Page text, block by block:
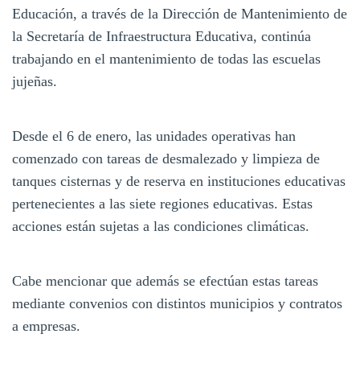
Educación, a través de la Dirección de Mantenimiento de
la Secretaría de Infraestructura Educativa, continúa
trabajando en el mantenimiento de todas las escuelas
jujeñas.
Desde el 6 de enero, las unidades operativas han
comenzado con tareas de desmalezado y limpieza de
tanques cisternas y de reserva en instituciones educativas
pertenecientes a las siete regiones educativas. Estas
acciones están sujetas a las condiciones climáticas.
Cabe mencionar que además se efectúan estas tareas
mediante convenios con distintos municipios y contratos
a empresas.